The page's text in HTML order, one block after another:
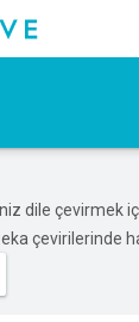
dile çevirmek
çevirilerinde